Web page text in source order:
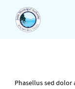
Phasellus sed dolor